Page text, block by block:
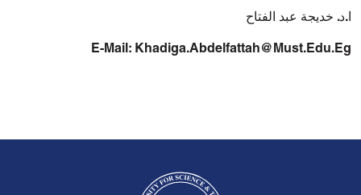
ا.د. خديجة عبد الفتاح
E-Mail: Khadiga.abdelfattah@must.edu.eg